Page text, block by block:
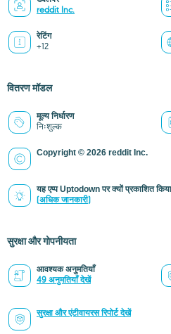
reddit Inc.
रेटिंग
+12
वितरण मॉडल
मूल्य निर्धारण
निःशुल्क
Copyright © 2026 reddit Inc.
यह एप्प Uptodown पर क्यों प्रकाशित
(अधिक जानकारी)
सुरक्षा और गोपनीयता
आवश्यक अनुमतियाँ
49 अनुमतियाँ देखें
सुरक्षा और एंटीवायरस रिपोर्ट देखें